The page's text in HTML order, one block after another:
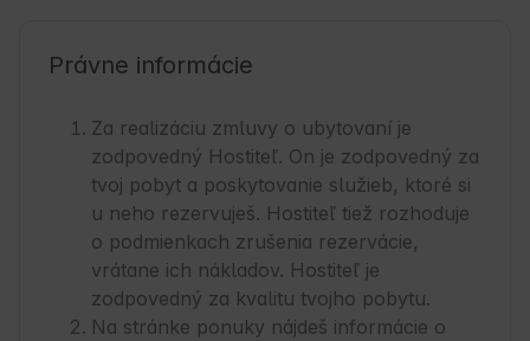
Právne informácie
Za realizáciu zmluvy o ubytovaní je
zodpovedný Hostiteľ. On je zodpovedný za
tvoj pobyt a poskytovanie služieb, ktoré si
u neho rezervuješ. Hostiteľ tiež rozhoduje
o podmienkach zrušenia rezervácie,
vrátane ich nákladov. Hostiteľ je
zodpovedný za kvalitu tvojho pobytu.
Na stránke ponuky nájdeš informácie o